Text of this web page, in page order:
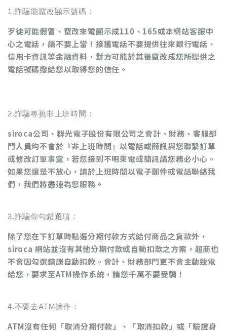
1.詐騙能竄改顯示號碼：
歹徒可能假冒、竄改來電顯示成110、165或本網站客服中
心之電話，請不要上當！接獲電話不要提供往來銀行電話、
信用卡資訊等金融資料，對方可能於其後竄改成您所提供之
電話號碼撥給您以取得您的信任。
2.詐騙專挑非上班時間：
siroca公司、群光電子股份有限公司之會計、財務、客服部
門人員均不會於『非上班時間』以電話或簡訊與您聯繫訂單
或修改訂單事宜，若您接到不明來電或簡訊請您務必小心。
如果您還是不放心，請於上班時間以電子郵件或電話聯絡我
們，我們將盡速為您服務。
3.詐騙你勾錯選項：
除了您在下訂單時點選分期付款方式給付商品之貨款外，
siroca 網站並沒有其他分期付款或自動扣款之方案，超商也
不會因勾選錯誤自動扣款。會計、財務部門更不會主動致電
給您，要求至ATM操作系統，請您千萬不要受騙！
4.不要去ATM操作：
ATM沒有任何「取消分期付款」、「取消扣款」或「驗證身